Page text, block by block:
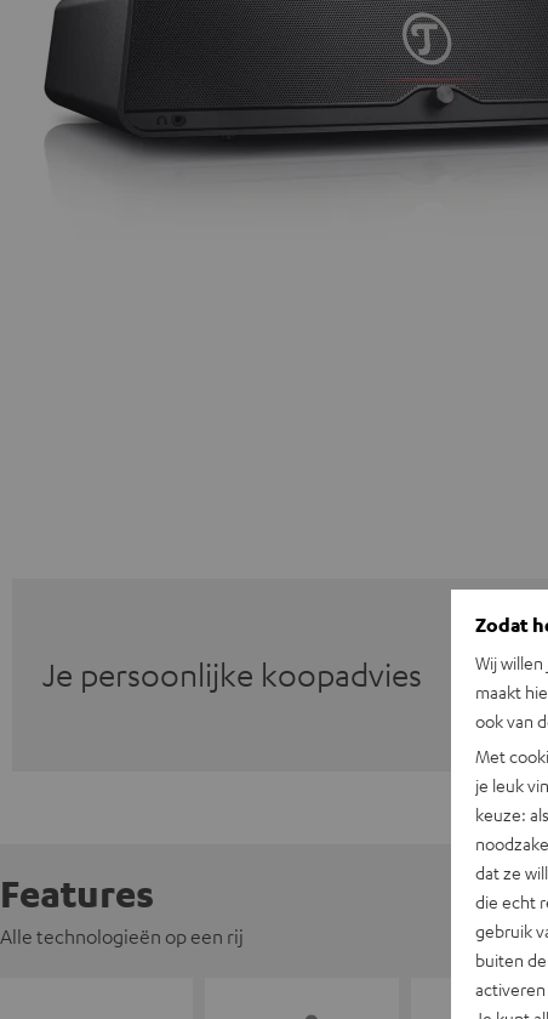
Je persoonlijke koopadvies
Features
Alle technologieën op een rij
Zodat
Wij
maakt
ook van
Met
je leuk
keuze:
dat ze
die echt
gebruik
buiten